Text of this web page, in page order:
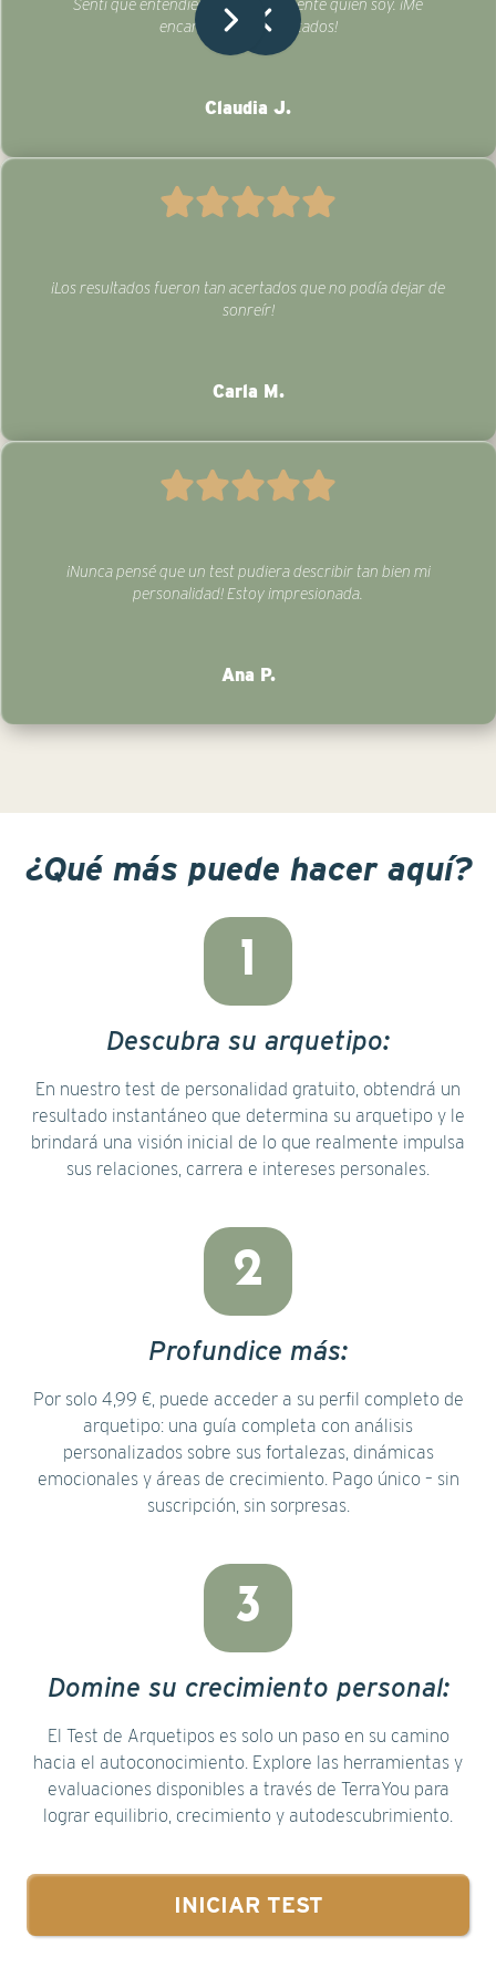
Sentí que entendieron perfectamente quién soy. ¡Me
encantaron los resultados!
Claudia J.
¡Los resultados fueron tan acertados que no podía dejar de
sonreír!
Carla M.
¡Nunca pensé que un test pudiera describir tan bien mi
personalidad! Estoy impresionada.
Ana P.
¿Qué más puede hacer aquí?
1
Descubra su arquetipo:
En nuestro test de personalidad gratuito, obtendrá un
resultado instantáneo que determina su arquetipo y le
brindará una visión inicial de lo que realmente impulsa
sus relaciones, carrera e intereses personales.
2
Profundice más:
Por solo 4,99 €, puede acceder a su perfil completo de
arquetipo: una guía completa con análisis
personalizados sobre sus fortalezas, dinámicas
emocionales y áreas de crecimiento. Pago único – sin
suscripción, sin sorpresas.
3
Domine su crecimiento personal:
El Test de Arquetipos es solo un paso en su camino
hacia el autoconocimiento. Explore las herramientas y
evaluaciones disponibles a través de TerraYou para
lograr equilibrio, crecimiento y autodescubrimiento.
INICIAR TEST